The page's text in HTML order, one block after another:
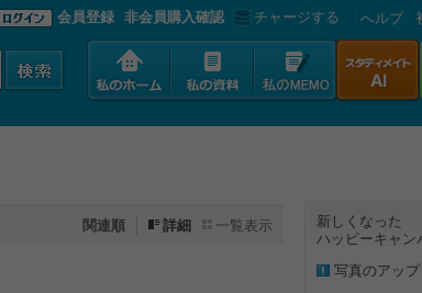
会員登録 非会員購入確認 チャージする へルプ
関連順 詳細 一覧表示
新しくなった
ハッピーキャン
写真のアップ